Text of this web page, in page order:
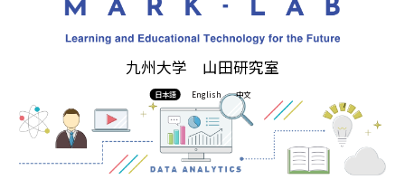
九州大学 山田研究室
日本語 English 中文